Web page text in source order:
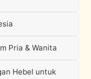
Pria & Wanita
Hebel untuk